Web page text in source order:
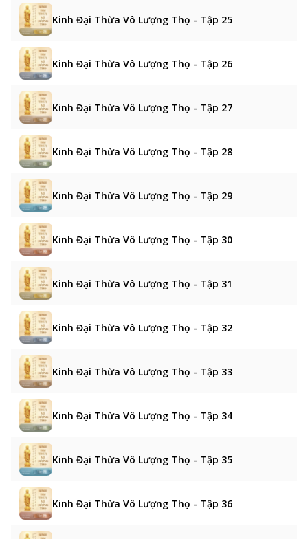
Kinh Đại Thừa Vô Lượng Thọ - Tập 25
Kinh Đại Thừa Vô Lượng Thọ - Tập 26
Kinh Đại Thừa Vô Lượng Thọ - Tập 27
Kinh Đại Thừa Vô Lượng Thọ - Tập 28
Kinh Đại Thừa Vô Lượng Thọ - Tập 29
Kinh Đại Thừa Vô Lượng Thọ - Tập 30
Kinh Đại Thừa Vô Lượng Thọ - Tập 31
Kinh Đại Thừa Vô Lượng Thọ - Tập 32
Kinh Đại Thừa Vô Lượng Thọ - Tập 33
Kinh Đại Thừa Vô Lượng Thọ - Tập 34
Kinh Đại Thừa Vô Lượng Thọ - Tập 35
Kinh Đại Thừa Vô Lượng Thọ - Tập 36